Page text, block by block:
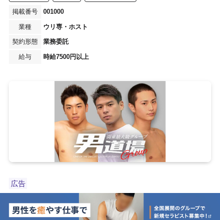
001000
ウリ専・ホスト
業務委託
時給7500円以上
広告